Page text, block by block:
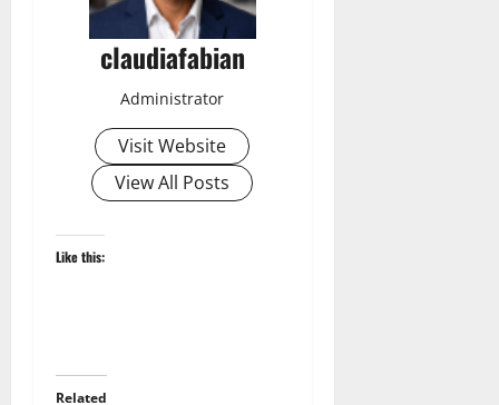
claudiafabian
Administrator
Visit Website
View All Posts
Like this:
Related